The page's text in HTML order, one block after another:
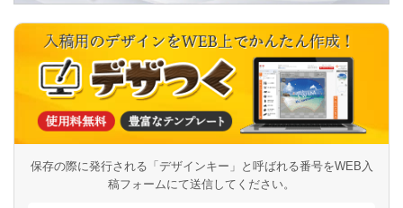
保存の際に発行される「デザインキー」と呼ばれる番号をWEB入
稿フォームにて送信してください。